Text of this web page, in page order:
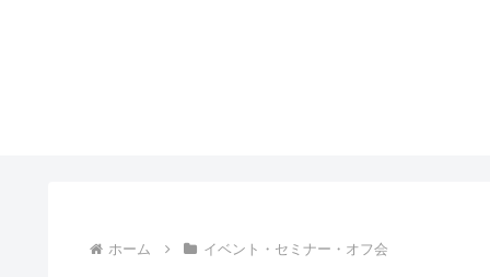
ホーム イベント・セミナー・オフ会